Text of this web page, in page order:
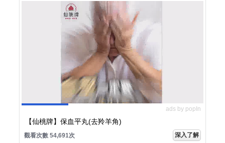
ads by popIn
【仙桃牌】保血平丸(去羚羊角)
觀看次數 54,691次 深入了解